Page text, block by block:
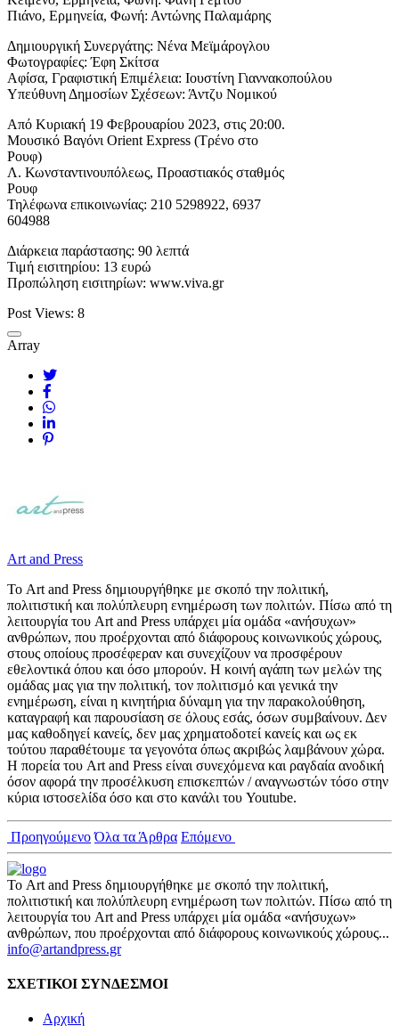
Πιάνο, Ερμηνεία, Φωνή: Αντώνης Παλαμάρης
Δημιουργική Συνεργάτης: Νένα Μεϊμάρογλου
Φωτογραφίες: Έφη Σκίτσα
Αφίσα, Γραφιστική Επιμέλεια: Ιουστίνη Γιαννακοπούλου
Υπεύθυνη Δημοσίων Σχέσεων: Άντζυ Νομικού
Από Κυριακή 19 Φεβρουαρίου 2023, στις 20:00.
Μουσικό Βαγόνι Orient Express (Τρένο στο
Ρουφ)
Λ. Κωνσταντινουπόλεως, Προαστιακός σταθμός
Ρουφ
Τηλέφωνα επικοινωνίας: 210 5298922, 6937
604988
Διάρκεια παράστασης: 90 λεπτά
Τιμή εισιτηρίου: 13 ευρώ
Προπώληση εισιτηρίων: www.viva.gr
Post Views: 8
Array
Art and Press
Το Art and Press δημιουργήθηκε με σκοπό την πολιτική,
πολιτιστική και πολύπλευρη ενημέρωση των πολιτών. Πίσω από τη
λειτουργία του Art and Press υπάρχει μία ομάδα «ανήσυχων»
ανθρώπων, που προέρχονται από διάφορους κοινωνικούς χώρους,
στους οποίους προσέφεραν και συνεχίζουν να προσφέρουν
εθελοντικά όπου και όσο μπορούν. Η κοινή αγάπη των μελών της
ομάδας μας για την πολιτική, τον πολιτισμό και γενικά την
ενημέρωση, είναι η κινητήρια δύναμη για την παρακολούθηση,
καταγραφή και παρουσίαση σε όλους εσάς, όσων συμβαίνουν. Δεν
μας καθοδηγεί κανείς, δεν μας χρηματοδοτεί κανείς και ως εκ
τούτου παραθέτουμε τα γεγονότα όπως ακριβώς λαμβάνουν χώρα.
Η πορεία του Art and Press είναι συνεχόμενα και ραγδαία ανοδική
όσον αφορά την προσέλκυση επισκεπτών / αναγνωστών τόσο στην
κύρια ιστοσελίδα όσο και στο κανάλι του Youtube.
Προηγούμενο Όλα τα Άρθρα Επόμενο
Το Art and Press δημιουργήθηκε με σκοπό την πολιτική,
πολιτιστική και πολύπλευρη ενημέρωση των πολιτών. Πίσω από τη
λειτουργία του Art and Press υπάρχει μία ομάδα «ανήσυχων»
ανθρώπων, που προέρχονται από διάφορους κοινωνικούς χώρους...
info@artandpress.gr
ΣΧΕΤΙΚΟΙ ΣΥΝΔΕΣΜΟΙ
Αρχική